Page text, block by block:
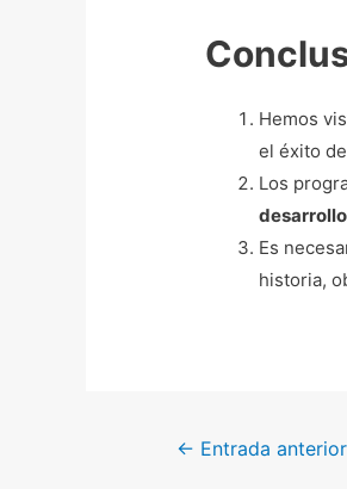
Hemos
el éxito
Los
Es
historia,
← Entrada anterior